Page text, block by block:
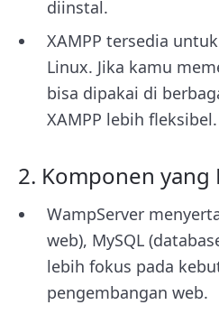
diinstal.
XAMPP tersedia
Linux. Jika kamu
bisa dipakai di
XAMPP lebih fleksibel.
2. Komponen yang
WampServer
web), MySQL
lebih fokus pada
pengembangan web.